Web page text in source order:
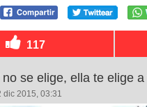
117
se elige, ella te elige a
2015, 03:31